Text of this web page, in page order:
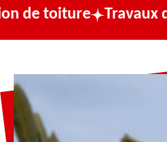
Travaux de zinguerie